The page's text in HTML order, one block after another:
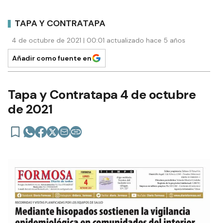
TAPA Y CONTRATAPA
4 de octubre de 2021 | 00:01 actualizado hace 5 años
Añadir como fuente en
Tapa y Contratapa 4 de octubre
de 2021